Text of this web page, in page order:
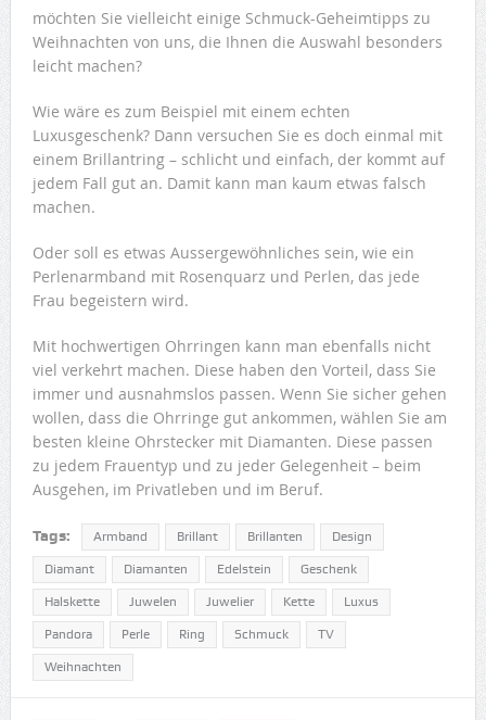
möchten Sie vielleicht einige Schmuck-Geheimtipps zu
Weihnachten von uns, die Ihnen die Auswahl besonders
leicht machen?
Wie wäre es zum Beispiel mit einem echten
Luxusgeschenk? Dann versuchen Sie es doch einmal mit
einem Brillantring – schlicht und einfach, der kommt auf
jedem Fall gut an. Damit kann man kaum etwas falsch
machen.
Oder soll es etwas Aussergewöhnliches sein, wie ein
Perlenarmband mit Rosenquarz und Perlen, das jede
Frau begeistern wird.
Mit hochwertigen Ohrringen kann man ebenfalls nicht
viel verkehrt machen. Diese haben den Vorteil, dass Sie
immer und ausnahmslos passen. Wenn Sie sicher gehen
wollen, dass die Ohrringe gut ankommen, wählen Sie am
besten kleine Ohrstecker mit Diamanten. Diese passen
zu jedem Frauentyp und zu jeder Gelegenheit – beim
Ausgehen, im Privatleben und im Beruf.
Tags: Armband Brillant Brillanten Design
Diamant Diamanten Edelstein Geschenk
Halskette Juwelen Juwelier Kette Luxus
Pandora Perle Ring Schmuck TV
Weihnachten